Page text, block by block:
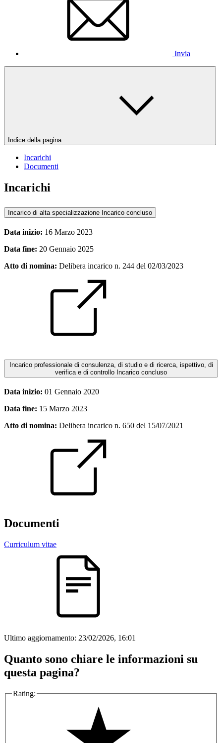
Invia
Indice della pagina
Incarichi
Documenti
Incarichi
Incarico di alta specializzazione Incarico concluso
Data inizio: 16 Marzo 2023
Data fine: 20 Gennaio 2025
Atto di nomina: Delibera incarico n. 244 del 02/03/2023
Incarico professionale di consulenza, di studio e di ricerca, ispettivo, di
verifica e di controllo Incarico concluso
Data inizio: 01 Gennaio 2020
Data fine: 15 Marzo 2023
Atto di nomina: Delibera incarico n. 650 del 15/07/2021
Documenti
Curriculum vitae
Ultimo aggiornamento: 23/02/2026, 16:01
Quanto sono chiare le informazioni su
questa pagina?
Rating: